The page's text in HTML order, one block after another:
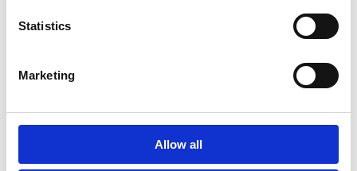
Statistics
Marketing
Allow all
人が集まったときに簡単に作れる
記事を読む >